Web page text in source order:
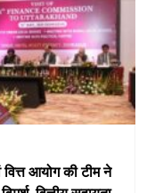
आयोग की टीम ने